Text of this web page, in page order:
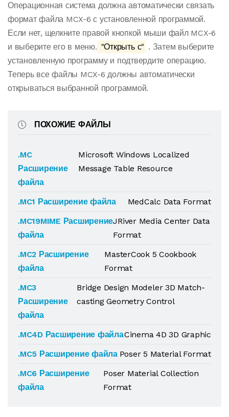
Операционная система должна автоматически связать
формат файла MCX-6 с установленной программой.
Если нет, щелкните правой кнопкой мыши файл MCX-6
и выберите его в меню. "Открыть с" . Затем выберите
установленную программу и подтвердите операцию.
Теперь все файлы MCX-6 должны автоматически
открываться выбранной программой.
ПОХОЖИЕ ФАЙЛЫ
.MC
Расширение
файла
Microsoft Windows Localized
Message Table Resource
.MC1 Расширение файла
MedCalc Data Format
.MC19MIME Расширение
файла
JRiver Media Center Data
Format
.MC2 Расширение
файла
MasterCook 5 Cookbook
Format
.MC3
Расширение
файла
Bridge Design Modeler 3D Match-
casting Geometry Control
.MC4D Расширение файлаCinema 4D 3D Graphic
.MC5 Расширение файла Poser 5 Material Format
.MC6 Расширение
файла
Poser Material Collection
Format